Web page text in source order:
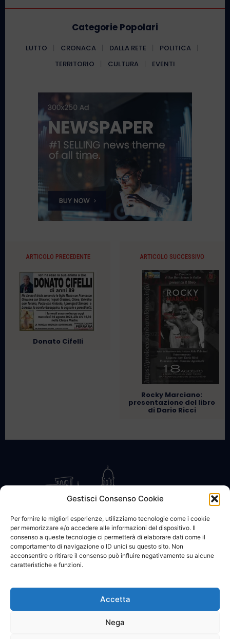
Gestisci Consenso Cookie
Per fornire le migliori esperienze, utilizziamo tecnologie come i cookie
per memorizzare e/o accedere alle informazioni del dispositivo. Il
consenso a queste tecnologie ci permetterà di elaborare dati come il
comportamento di navigazione o ID unici su questo sito. Non
acconsentire o ritirare il consenso può influire negativamente su alcune
caratteristiche e funzioni.
Accetta
Nega
Categorie Popolari
LUTTO CRONACA DALLA RETE
POLITICA
TERRITORIO
CULTURA EVENTI
ARTICOLO PRECEDENTE
Donato Cifelli
ARTICOLO SUCCESSIVO
Rocky Marciano:
presentazione del libro
di Dario Ricci
CONTATTACI COOKIE POLICY PRIVACY
© 2002 - 2026 SanBartolomeo.info :::: powered by Go Web snc |